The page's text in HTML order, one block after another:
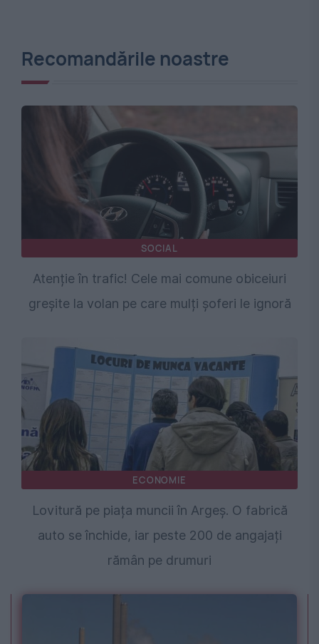
Recomandările noastre
SOCIAL
Atenție în trafic! Cele mai comune obiceiuri
greșite la volan pe care mulți șoferi le ignoră
ECONOMIE
Lovitură pe piața muncii în Argeș. O fabrică
auto se închide, iar peste 200 de angajați
rămân pe drumuri